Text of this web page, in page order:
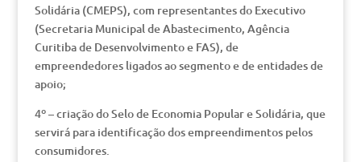
Solidária (CMEPS), com representantes do Executivo
(Secretaria Municipal de Abastecimento, Agência
Curitiba de Desenvolvimento e FAS), de
empreendedores ligados ao segmento e de entidades de
apoio;
4º – criação do Selo de Economia Popular e Solidária, que
servirá para identificação dos empreendimentos pelos
consumidores.